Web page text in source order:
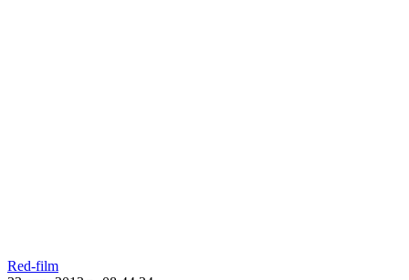
Red-film